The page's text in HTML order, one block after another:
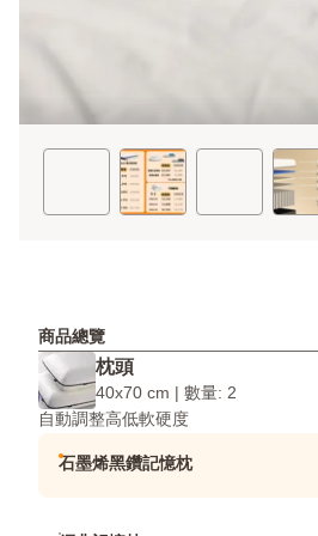
商品總覽
枕頭
40x70 cm | 數量: 2
自動調整高低軟硬度
石墨烯黑鑽記憶枕